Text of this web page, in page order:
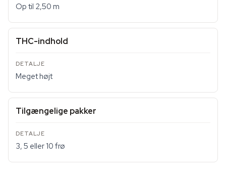
Op til 2,50 m
THC-indhold
Meget højt
Tilgængelige pakker
3, 5 eller 10 frø